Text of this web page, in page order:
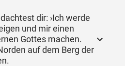
dir: ›Ich werde
und mir einen
Gottes machen.
auf dem Berg der